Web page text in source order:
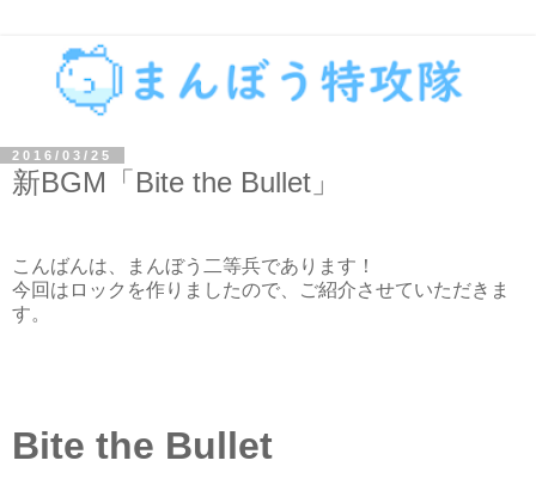
2016/03/25
新BGM「Bite the Bullet」
こんばんは、まんぼう二等兵であります！
今回はロックを作りましたので、ご紹介させていただきま
す。
Bite the Bullet